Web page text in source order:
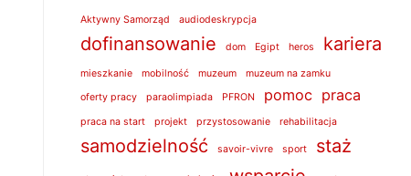
Aktywny Samorząd audiodeskrypcja
dofinansowanie dom Egipt heros kariera
mieszkanie mobilność muzeum
muzeum na zamku
oferty pracy
paraolimpiada PFRON pomoc praca
praca na start projekt przystosowanie rehabilitacja
samodzielność savoir-vivre sport staż